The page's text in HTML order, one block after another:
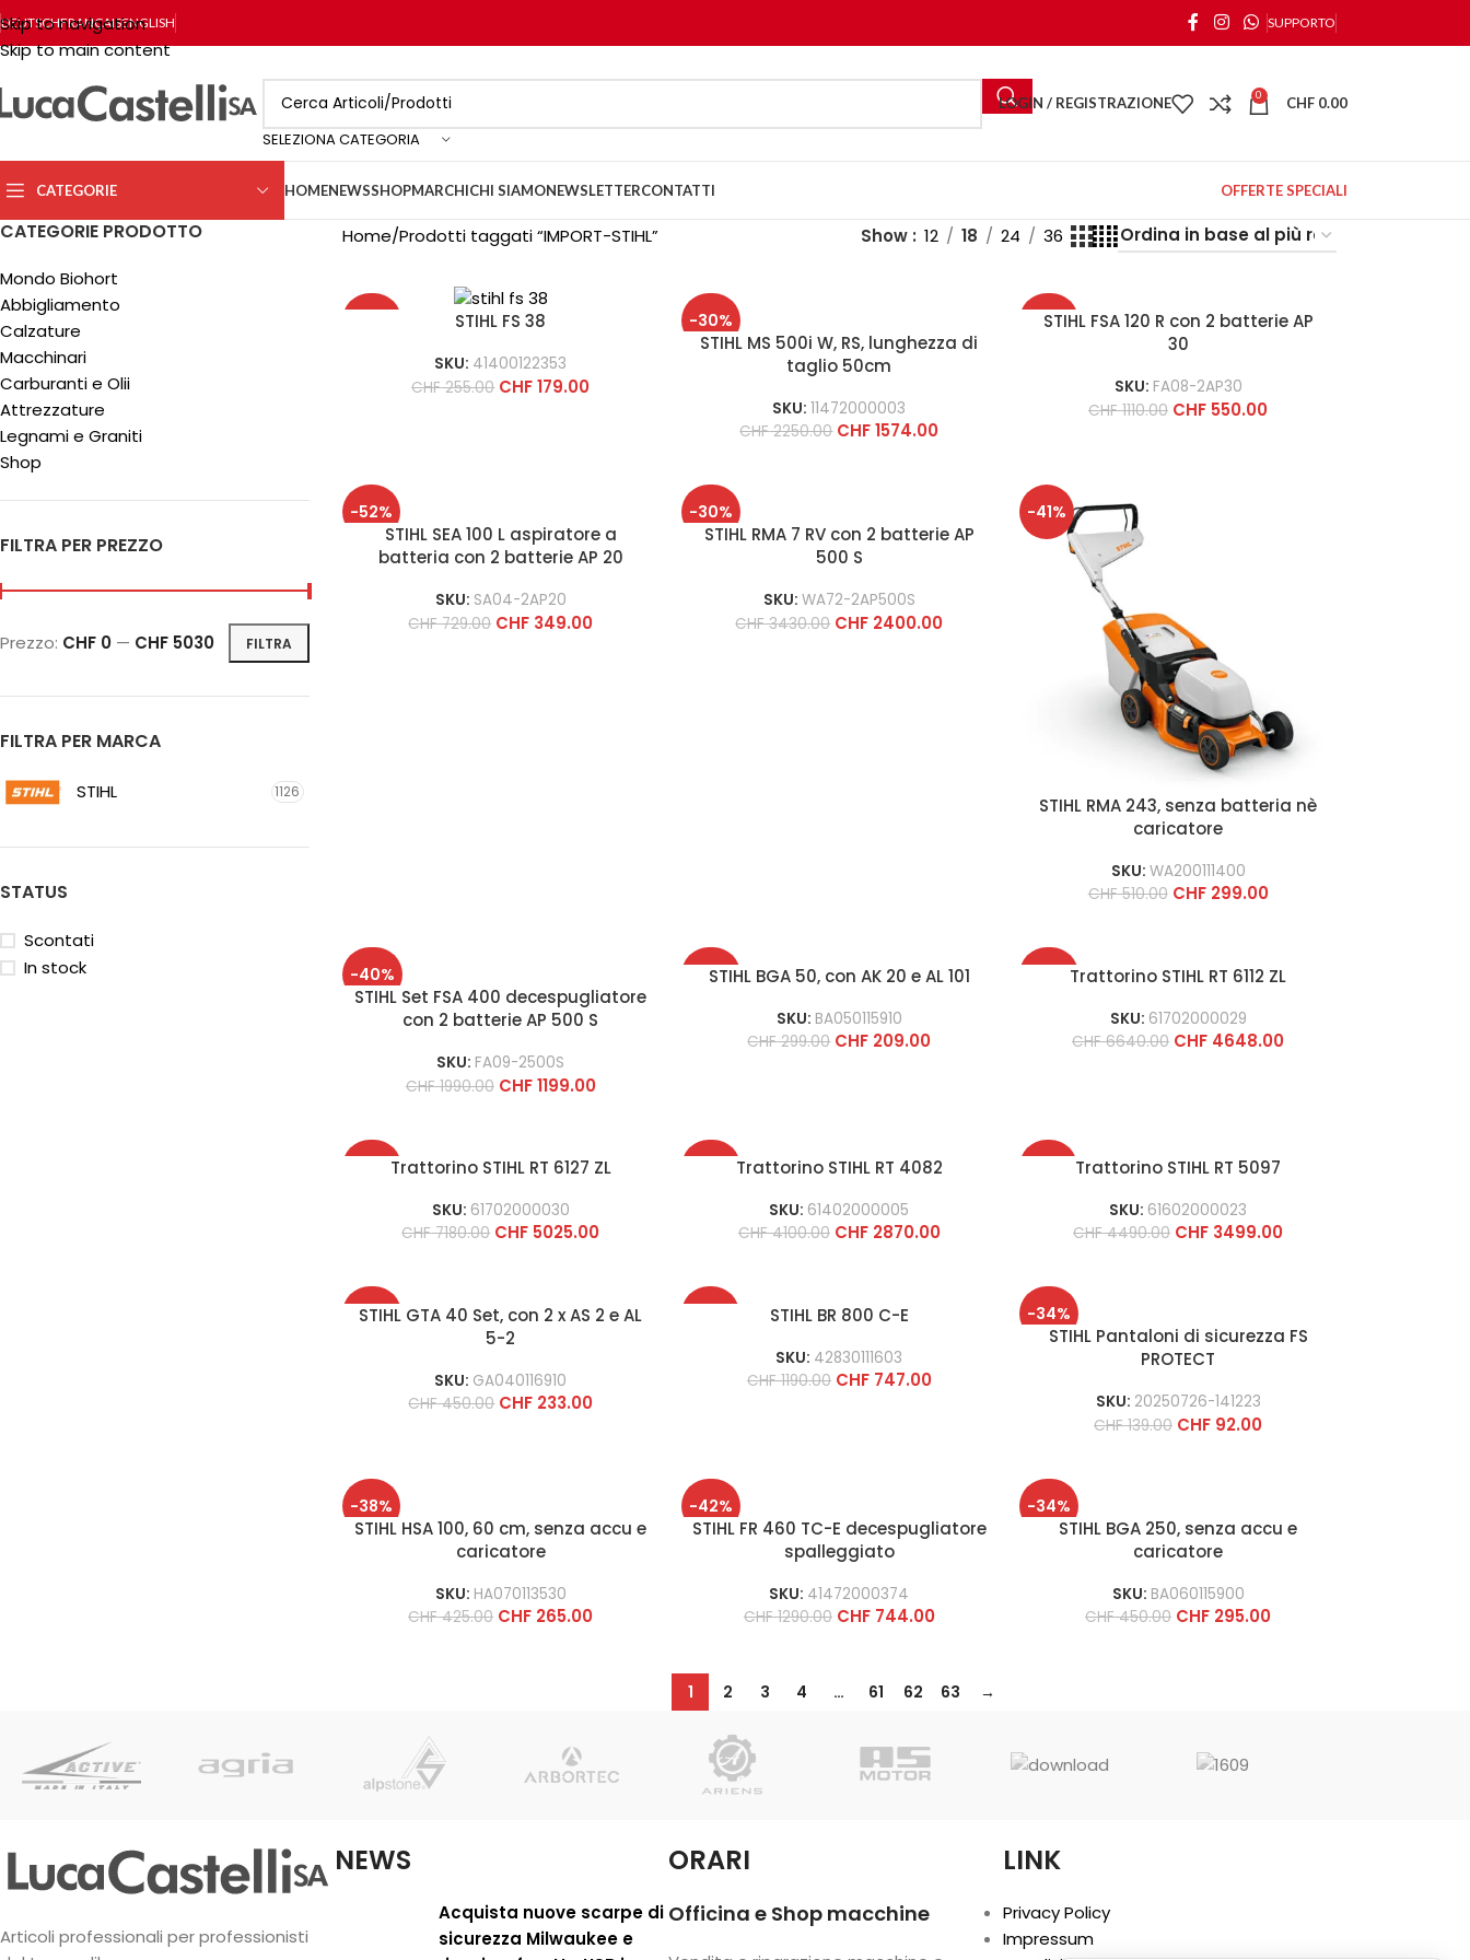
Skip to navigation
Skip to main content
DEUTSCHFRANÇAISENGLISH SUPPORTO
SELEZIONA CATEGORIA
LOGIN / REGISTRAZIONE 0 CHF 0.00
CATEGORIE HOMENEWSSHOPMARCHICHI SIAMONEWSLETTERCONTATTI OFFERTE SPECIALI
CATEGORIE PRODOTTO
Mondo Biohort
Abbigliamento
Calzature
Macchinari
Carburanti e Olii
Attrezzature
Legnami e Graniti
Shop
FILTRA PER PREZZO
FILTRA
Prezzo: CHF 0 — CHF 5030
FILTRA PER MARCA
STIHL 1126
STATUS
Scontati
In stock
Home Prodotti taggati “IMPORT-STIHL” Show 12 18 24 36
STIHL FS 38
SKU: 41400122353
CHF255.00 CHF179.00
-30%
STIHL MS 500i W, RS, lunghezza di
taglio 50cm
SKU:11472000003
CHF2250.00 CHF1574.00
-50%
STIHL FSA 120 R con 2 batterie AP
30
SKU: FA08-2AP30
CHF1110.00 CHF 550.00
-52%
STIHL SEA 100 L aspiratore a
batteria con 2 batterie AP 20
SKU: SA04-2AP20
CHF729.00 CHF 349.00
-30%
STIHL RMA 7 RV con 2 batterie AP
500 S
SKU: WA72-2AP500S
CHF3430.00 CHF 2400.00
-41%
STIHL RMA 243, senza batteria nè
caricatore
SKU: WA200111400
CHF510.00 CHF299.00
-40%
STIHL Set FSA 400 decespugliatore
con 2 batterie AP 500 S
SKU: FA09-2500S
CHF1990.00 CHF1199.00
-30%
STIHL BGA 50, con AK 20 e AL 101
SKU: BA050115910
CHF299.00 CHF 209.00
-30%Trattorino STIHL RT 6112 ZL
SKU: 61702000029
CHF6640.00 CHF 4648.00
-30%Trattorino STIHL RT 6127 ZL
SKU: 61702000030
CHF7180.00 CHF 5025.00
Trattorino STIHL RT 4082
SKU: 61402000005
CHF4100.00 CHF2870.00
Trattorino STIHL RT 5097
SKU: 61602000023
CHF4490.00 CHF 3499.00
-48%
STIHL GTA 40 Set, con 2 x AS 2 e AL
5-2
SKU: GA040116910
CHF450.00 CHF 233.00
STIHL BR 800 C-E
SKU: 42830111603
CHF1190.00 CHF747.00
-34%
STIHL Pantaloni di sicurezza FS
PROTECT
SKU: 20250726-141223
CHF139.00 CHF 92.00
-38%
STIHL HSA 100, 60 cm, senza accu e
caricatore
SKU: HA070113530
CHF425.00 CHF 265.00
-42%
STIHL FR 460 TC-E decespugliatore
spalleggiato
SKU: 41472000374
CHF1290.00 CHF744.00
-34%
STIHL BGA 250, senza accu e
caricatore
SKU: BA060115900
CHF450.00 CHF 295.00
1 2 3 4 … 61 62 63 →
Articoli professionali per professionisti
NEWS
Acquista nuove scarpe di
sicurezza Milwaukee e
ORARI
Officina e Shop macchine
LINK
Privacy Policy
Impressum